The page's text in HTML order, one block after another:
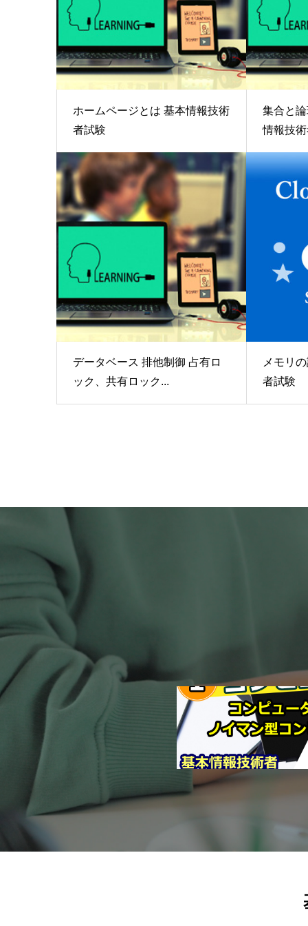
ホームページとは 基本情報技術
者試験
集合と
情報技
データベース 排他制御 占有ロ
ック、共有ロック...
メモリ
者試験